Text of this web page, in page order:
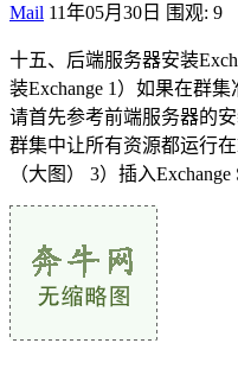
Mail 11年05月30日 围观: 9
十五、后端服务器安装
装Exchange 1）如果在群
请首先参考前端服务器的
群集中让所有资源都运行
（大图） 3）插入